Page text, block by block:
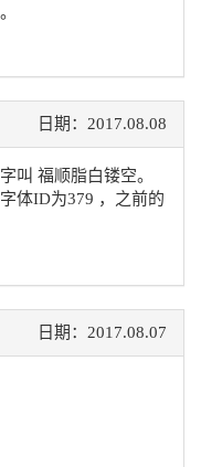
日期：2017.08.08
叫 福顺脂白镂空。
体ID为379 ，之前的
日期：2017.08.07